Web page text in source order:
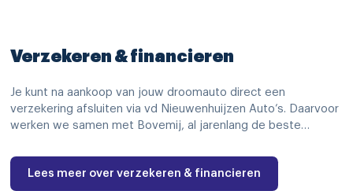
Verzekeren & financieren
Je kunt na aankoop van jouw droomauto direct een
verzekering afsluiten via vd Nieuwenhuijzen Auto’s. Daarvoor
werken we samen met Bovemij, al jarenlang de beste…
Lees meer over verzekeren & financieren